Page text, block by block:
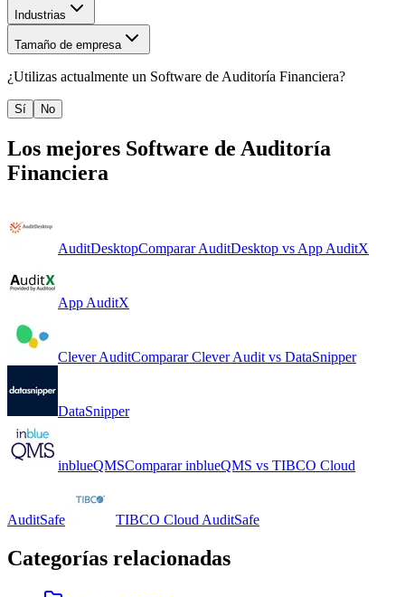
Industrias
Tamaño de empresa
¿Utilizas actualmente un Software de Auditoría Financiera?
Sí No
Los mejores Software de Auditoría
Financiera
AuditDesktopCompararAuditDesktop vsApp AuditX
App AuditX
Clever AuditComparar Clever Auditvs DataSnipper
DataSnipper
inblueQMSComparar inblueQMS vs TIBCO Cloud
AuditSafe TIBCO Cloud AuditSafe
Categorías relacionadas